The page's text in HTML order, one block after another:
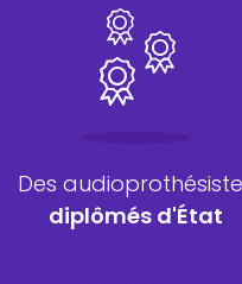
Des
diplômés d'État